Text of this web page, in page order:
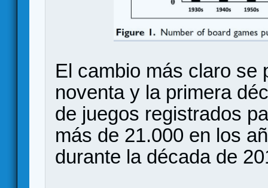
El cambio más claro se
noventa y la primera
de juegos registrados
más de 21.000 en los
durante la década de